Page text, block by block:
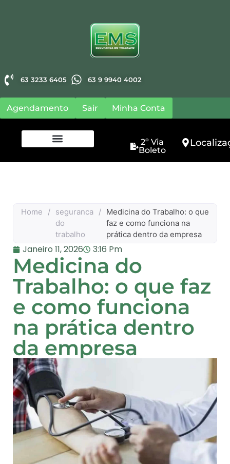
63 3233 6405 63 9 9940 4002
Agendamento Sair Minha Conta
2º Via
Boleto
Home / seguranca
do
trabalho
/ Medicina do Trabalho: o que
faz e como funciona na
prática dentro da empresa
Janeiro 11, 2026 3:16 Pm
Medicina do
Trabalho: o que faz
e como funciona
na prática dentro
da empresa